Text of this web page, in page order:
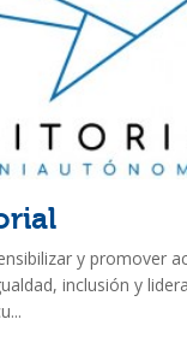
y promover
inclusión y